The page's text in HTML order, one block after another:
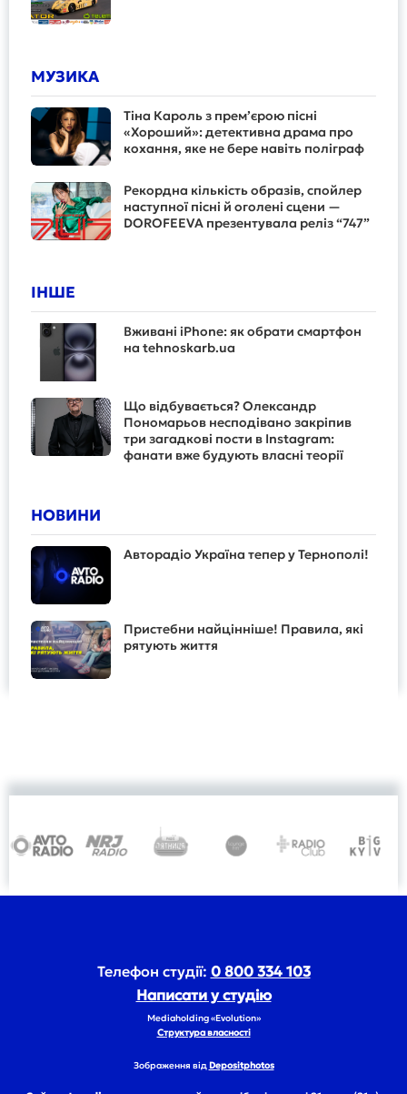
МУЗИКА
Тіна Кароль з прем’єрою пісні
«Хороший»: детективна драма про
кохання, яке не бере навіть поліграф
Рекордна кількість образів, спойлер
наступної пісні й оголені сцени —
DOROFEEVA презентувала реліз “747”
ІНШЕ
Вживані iPhone: як обрати смартфон
на tehnoskarb.ua
Що відбувається? Олександр
Пономарьов несподівано закріпив
три загадкові пости в Instagram:
фанати вже будують власні теорії
НОВИНИ
Авторадіо Україна тепер у Тернополі!
Пристебни найцінніше! Правила, які
рятують життя
Телефон студії: 0 800 334 103
Написати у студію
Mediaholding «Evolution»
Структура власності
Зображення відDepositphotos